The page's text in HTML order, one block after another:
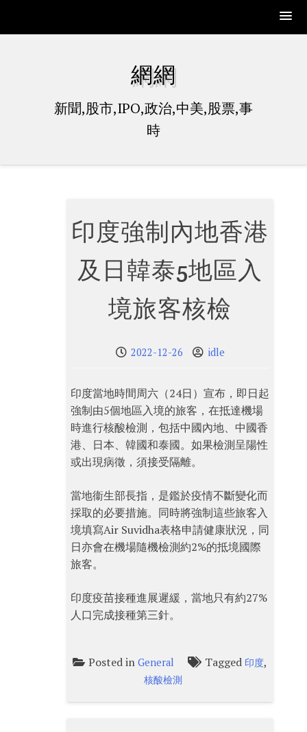
網網
新聞,股市,IPO,政治,中美,股票,事
時
印度強制內地香港
及日韓泰5地區入
境旅客核檢
2022-12-26 idle
印度當地時間周六（24日）宣布，即日起
強制由5個地區入境的旅客，在抵達機場
時進行核酸檢測，包括中國內地、中國香
港、日本、韓國和泰國。如果檢測呈陽性
或出現病徵，須接受隔離。
當地衞生部長指，是鑑於疫情不斷變化而
採取的必要措施。同時將強制這些旅客入
境填寫Air Suvidha表格申請健康狀況，同
日亦會在機場隨機檢測約2%的抵境國際
旅客。
印度疫苗接種進展遲緩，當地只有約27%
人口完成接種第三針。
Posted inGeneral Tagged 印度,
核酸檢測